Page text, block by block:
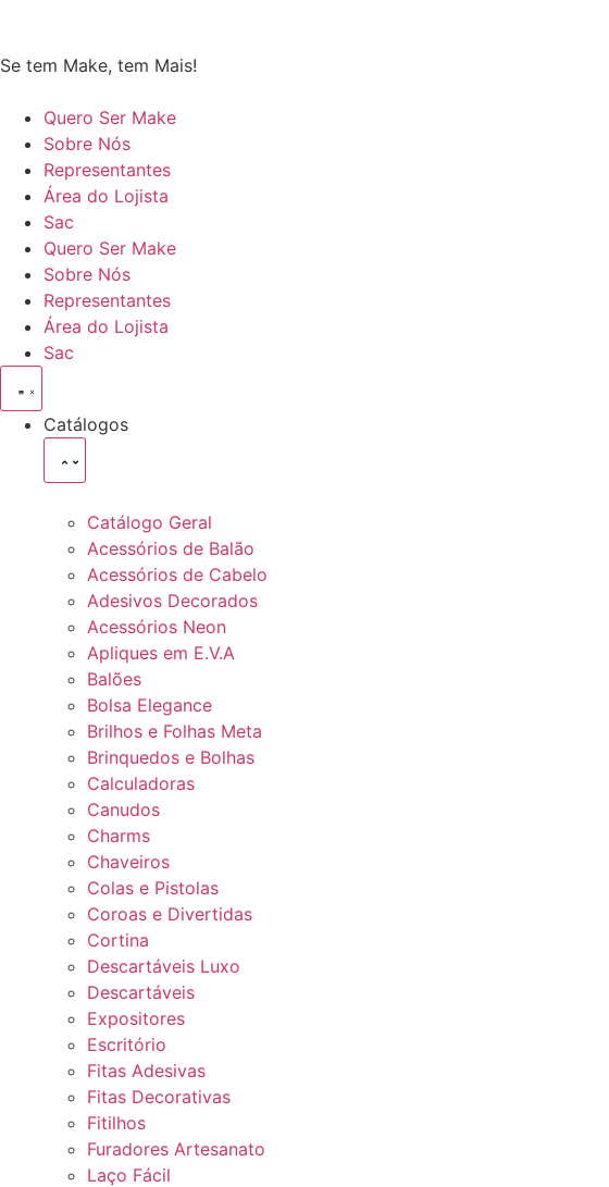
Se tem Make, tem Mais!
Quero Ser Make
Sobre Nós
Representantes
Área do Lojista
Sac
Quero Ser Make
Sobre Nós
Representantes
Área do Lojista
Sac
Catálogos
Catálogo Geral
Acessórios de Balão
Acessórios de Cabelo
Adesivos Decorados
Acessórios Neon
Apliques em E.V.A
Balões
Bolsa Elegance
Brilhos e Folhas Meta
Brinquedos e Bolhas
Calculadoras
Canudos
Charms
Chaveiros
Colas e Pistolas
Coroas e Divertidas
Cortina
Descartáveis Luxo
Descartáveis
Expositores
Escritório
Fitas Adesivas
Fitas Decorativas
Fitilhos
Furadores Artesanato
Laço Fácil